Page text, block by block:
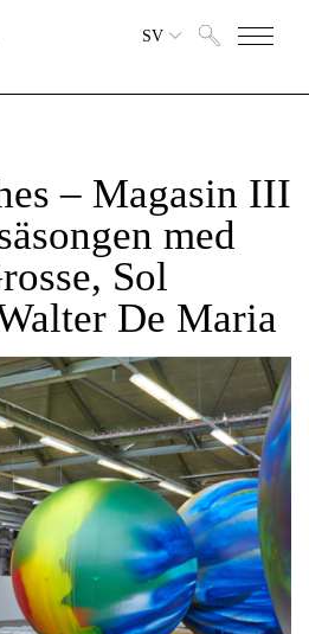
SV
– Magasin III
med
Sol
De Maria